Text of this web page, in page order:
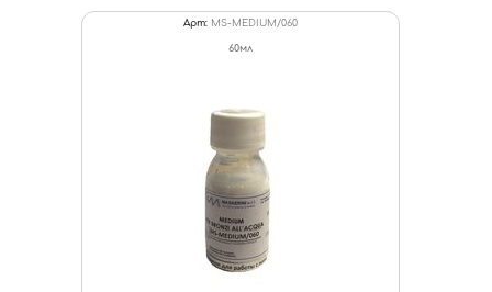
Арт: MS-MEDIUM/060
60мл